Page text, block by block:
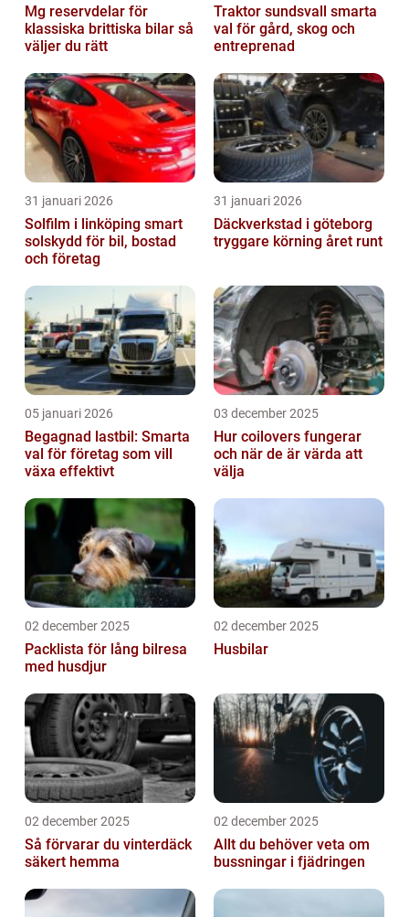
Mg reservdelar för
klassiska brittiska bilar så
väljer du rätt
Traktor sundsvall smarta
val för gård, skog och
entreprenad
31 januari 2026
Solfilm i linköping smart
solskydd för bil, bostad
och företag
31 januari 2026
Däckverkstad i göteborg
tryggare körning året runt
05 januari 2026
Begagnad lastbil: Smarta
val för företag som vill
växa effektivt
03 december 2025
Hur coilovers fungerar
och när de är värda att
välja
02 december 2025
Packlista för lång bilresa
med husdjur
02 december 2025
Husbilar
02 december 2025
Så förvarar du vinterdäck
säkert hemma
02 december 2025
Allt du behöver veta om
bussningar i fjädringen